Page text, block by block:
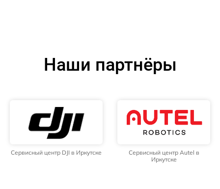
Наши партнёры
Сервисный центр DJI в Иркутске
Сервисный центр Autel в
Иркутске